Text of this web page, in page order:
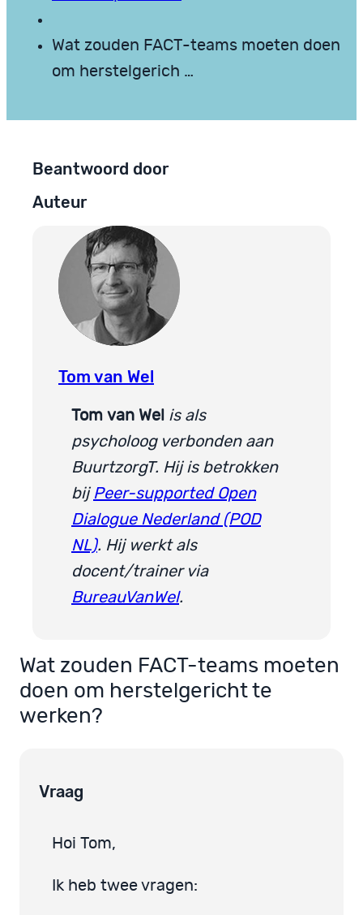
Wat zouden FACT-teams moeten doen
om herstelgerich …
Beantwoord door
Auteur
Tom van Wel
Tom van Wel is als
psycholoog verbonden aan
BuurtzorgT. Hij is betrokken
bij Peer-supported Open
Dialogue Nederland (POD
NL). Hij werkt als
docent/trainer via
BureauVanWel.
Wat zouden FACT-teams moeten
doen om herstelgericht te
werken?
Vraag
Hoi Tom,
Ik heb twee vragen: